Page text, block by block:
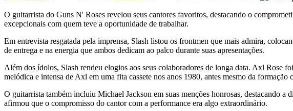
O guitarrista do Guns N' Roses revelou seus cantores favoritos, destacando o
excepcionais com quem teve a oportunidade de trabalhar.
Em entrevista resgatada pela imprensa, Slash listou os frontmen que mais admira,
de entrega e na energia que ambos dedicam ao palco durante suas apresentações.
Além dos ídolos, Slash rendeu elogios aos seus colaboradores de longa data. Axl
melódica e intensa de Axl em uma fita cassete nos anos 1980, antes mesmo da formação
O guitarrista também incluiu Michael Jackson em suas menções honrosas, destacando
afirmou que o compromisso do cantor com a performance era algo extraordinário.